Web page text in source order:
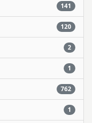
141
120
2
1
762
1